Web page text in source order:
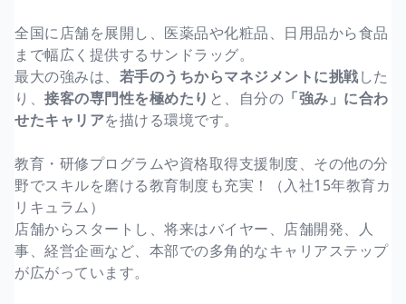
全国に店舗を展開し、医薬品や化粧品、日用品から食品
まで幅広く提供するサンドラッグ。
最大の強みは、 若手のうちからマネジメントに挑戦した
り、 接客の専門性を極めたり と、自分の 「強み」に合わ
せたキャリアを描ける環境です。
教育・研修プログラムや資格取得支援制度、その他の分
野でスキルを磨ける教育制度も充実！（入社15年教育カ
リキュラム）
店舗からスタートし、将来はバイヤー、店舗開発、人
事、経営企画など、本部での多角的なキャリアステップ
が広がっています。